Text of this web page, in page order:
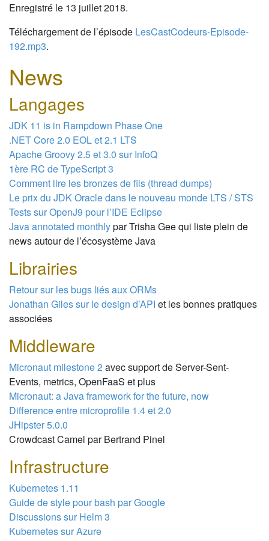
Enregistré le 13 juillet 2018.
Téléchargement de l’épisode LesCastCodeurs-Episode-
192.mp3.
News
Langages
JDK 11 is in Rampdown Phase One
.NET Core 2.0 EOL et 2.1 LTS
Apache Groovy 2.5 et 3.0 sur InfoQ
1ère RC de TypeScript 3
Comment lire les bronzes de fils (thread dumps)
Le prix du JDK Oracle dans le nouveau monde LTS / STS
Tests sur OpenJ9 pour l’IDE Eclipse
Java annotated monthlypar Trisha Gee qui liste plein de
news autour de l’écosystème Java
Librairies
Retour sur les bugs liés aux ORMs
Jonathan Giles sur le design d’API et les bonnes pratiques
associées
Middleware
Micronaut milestone 2 avec support de Server-Sent-
Events, metrics, OpenFaaS et plus
Micronaut: a Java framework for the future, now
Difference entre microprofile 1.4 et 2.0
JHipster 5.0.0
Crowdcast Camel par Bertrand Pinel
Infrastructure
Kubernetes 1.11
Guide de style pour bash par Google
Discussions sur Helm 3
Kubernetes sur Azure